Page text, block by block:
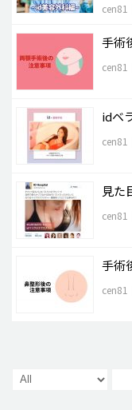
cen81
手術
cen81
idベ
cen81
見た
cen81
手術
cen81